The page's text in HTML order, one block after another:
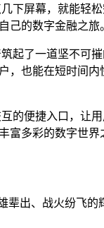
下屏幕，就能轻
己的数字金融之旅
起了一道坚不可
也能在短时间
的便捷入口，让
富多彩的数字世界
出、战火纷飞